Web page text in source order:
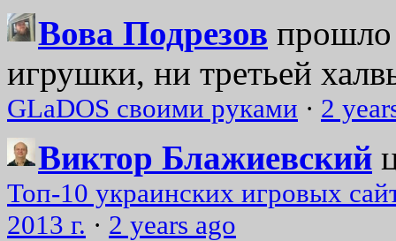
Вова Подрезов прошло
игрушки, ни третьей
GLaDOS своими руками · 2
Виктор Блажиевский
Топ-10 украинских игровых
2013 г. · 2 years ago